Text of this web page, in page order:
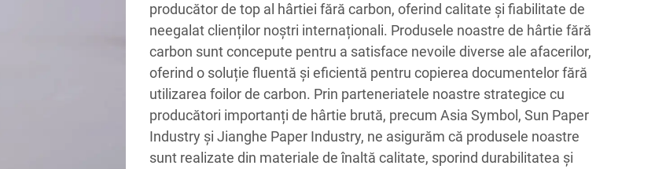
producător de top al hârtiei fără carbon, oferind calitate și fiabilitate de
neegalat clienților noștri internaționali. Produsele noastre de hârtie fără
carbon sunt concepute pentru a satisface nevoile diverse ale afacerilor,
oferind o soluție fluentă și eficientă pentru copierea documentelor fără
utilizarea foilor de carbon. Prin parteneriatele noastre strategice cu
producători importanți de hârtie brută, precum Asia Symbol, Sun Paper
Industry și Jianghe Paper Industry, ne asigurăm că produsele noastre
sunt realizate din materiale de înaltă calitate, sporind durabilitatea și